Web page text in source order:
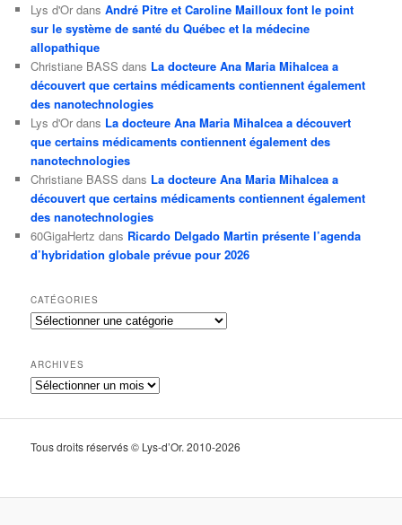
Lys d'Or dansAndré Pitre et Caroline Mailloux font le point
sur le système de santé du Québec et la médecine
allopathique
Christiane BASS dans La docteure Ana Maria Mihalcea a
découvert que certains médicaments contiennent également
des nanotechnologies
Lys d'Or dans La docteure Ana Maria Mihalcea a découvert
que certains médicaments contiennent également des
nanotechnologies
Christiane BASS dans La docteure Ana Maria Mihalcea a
découvert que certains médicaments contiennent également
des nanotechnologies
60GigaHertz dans Ricardo Delgado Martin présente l’agenda
d’hybridation globale prévue pour 2026
CATÉGORIES
Catégories
ARCHIVES
Archives
Tous droits réservés © Lys-d’Or. 2010-2026